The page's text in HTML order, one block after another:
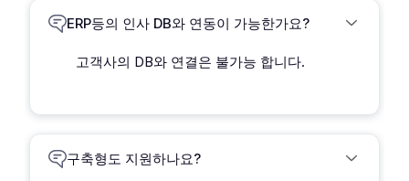
ERP등의 인사 DB와 연동이 가능한가요?
고객사의 DB와 연결은 불가능 합니다.
구축형도 지원하나요?